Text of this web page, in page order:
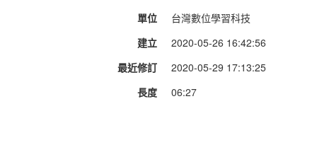
單位
台灣數位學習科技
建立
2020-05-26 16:42:56
最近修訂
2020-05-29 17:13:25
長度
06:27